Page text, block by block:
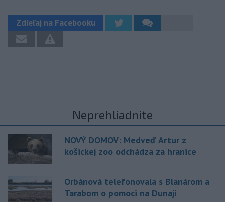
Zdieľaj na Facebooku
Neprehliadnite
NOVÝ DOMOV: Medveď Artur z
košickej zoo odchádza za hranice
Orbánová telefonovala s Blanárom a
Tarabom o pomoci na Dunaji